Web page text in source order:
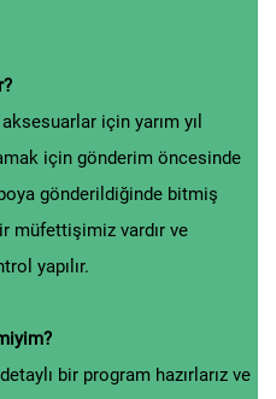
için yarım yıl
için gönderim öncesinde
gönderildiğinde bitmiş
müfettişimiz vardır ve
yapılır.
bir program hazırlarız ve